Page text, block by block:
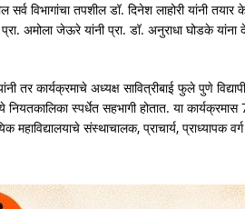
विभागांचा तपशील डॉ. दिनेश लाहोरी यांनी तयार
प्रा. अमोला जेऊरे यांनी प्रा. डॉ. अनुराधा घोडके
तर कार्यक्रमाचे अध्यक्ष सावित्रीबाई फुले पुणे
नियतकालिका स्पर्धेत सहभागी होतात. या
संस्थाचालक, प्राचार्य, प्राध्यापक वर्ग